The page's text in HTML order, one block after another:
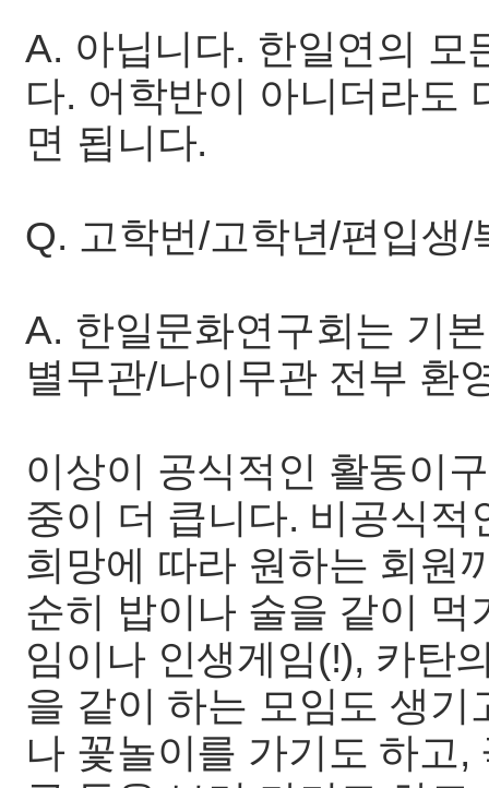
A. 아닙니다. 한일연의 모
다. 어학반이 아니더라도
면 됩니다.
Q. 고학번/고학년/편입생
A. 한일문화연구회는 기
별무관/나이무관 전부 환
이상이 공식적인 활동이
중이 더 큽니다. 비공식
희망에 따라 원하는 회원
순히 밥이나 술을 같이
임이나 인생게임(!), 카탄
을 같이 하는 모임도 생
나 꽃놀이를 가기도 하고